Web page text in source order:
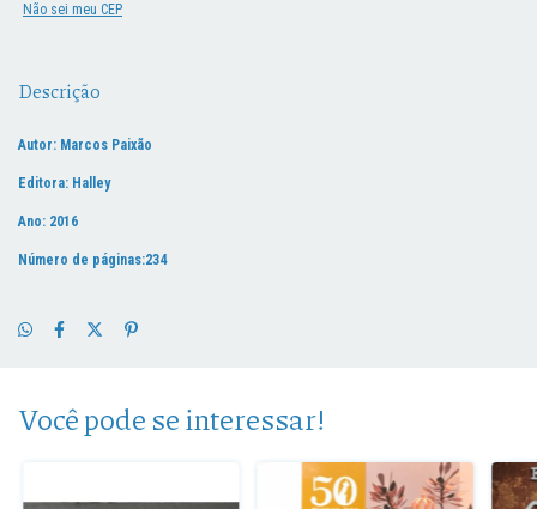
Não sei meu CEP
Descrição
Autor: Marcos Paixão
Editora: Halley
Ano: 2016
Número de páginas:234
Você pode se interessar!